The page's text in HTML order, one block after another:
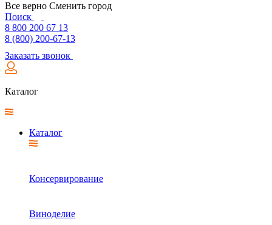
Все верно Сменить город
Поиск
8 800 200 67 13
8 (800) 200-67-13
Заказать звонок
Каталог
Каталог
Консервирование
Виноделие